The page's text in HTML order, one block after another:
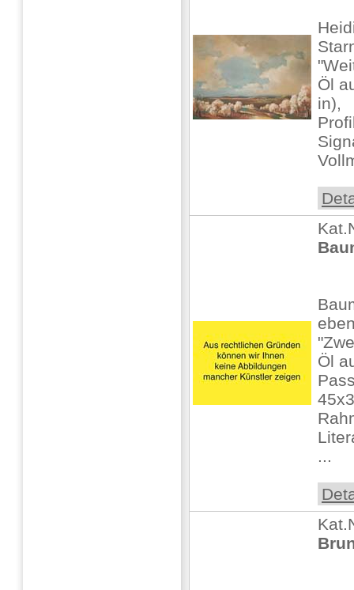
Öl
in),
Öl
...